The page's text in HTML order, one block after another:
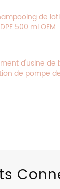
de
500 ml OEM
d'usine de
de pompe